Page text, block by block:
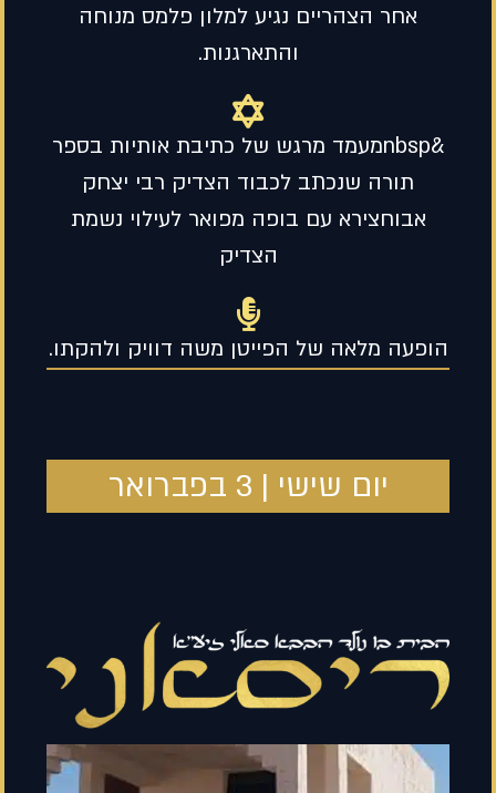
אחר הצהריים נגיע למלון פלמס מנוחה
והתארגנות.
&nbspמעמד מרגש של כתיבת אותיות בספר
תורה שנכתב לכבוד הצדיק רבי יצחק
אבוחצירא עם בופה מפואר לעילוי נשמת
הצדיק
הופעה מלאה של הפייטן משה דוויק ולהקתו.
יום שישי | 3 בפברואר